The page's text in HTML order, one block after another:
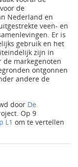
de
Nederland en
veen- en
Er is
gebruik en het
zijn in
de markegenoten
ontgonnen
andere de
door De
Op 9
L1 om te vertellen